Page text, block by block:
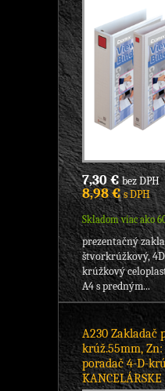
7,30 €bez DPH
8,98 €s DPH
Skladom viac ako
prezentačný
štvorkrúžkový,
krúžkový
A4 s predným...
A230 Zakladač
krúž.55mm,
poradač 4-D-
KANCELÁRSKE